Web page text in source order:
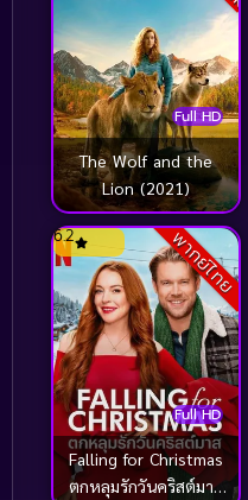
iQIYI
Kids
Leave empty –
Full HD
The Wolf and the
Lion (2021)
พากย์ไทย
Full HD
6.2
Falling for Christmas
ตกหลุมรักวันคริสต์มาส